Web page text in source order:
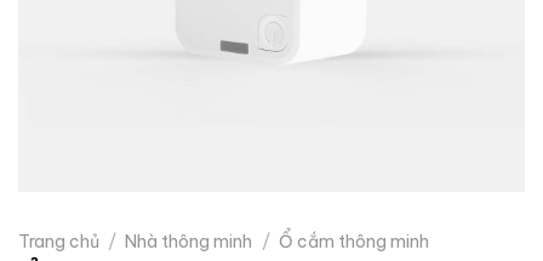
Trang chủ / Nhà thông minh / Ổ cắm thông minh